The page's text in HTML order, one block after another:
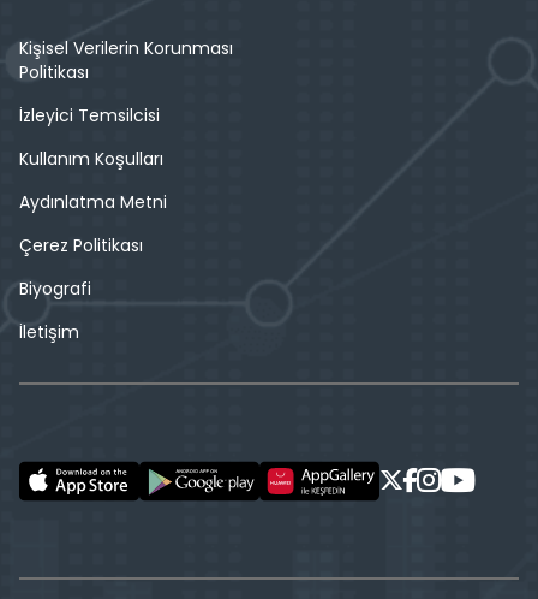
Kişisel Verilerin Korunması
Politikası
İzleyici Temsilcisi
Kullanım Koşulları
Aydınlatma Metni
Çerez Politikası
Biyografi
İletişim